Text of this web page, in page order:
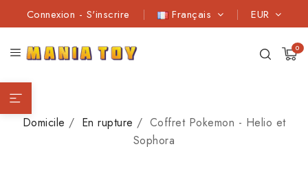
EUR
Français
Connexion - S'inscrire
0
Domicile En rupture
Coffret Pokemon - Helio et
Sophora